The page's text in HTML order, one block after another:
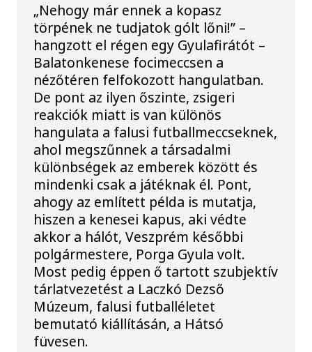
„Nehogy már ennek a kopasz
törpének ne tudjatok gólt lőni!” –
hangzott el régen egy Gyulafirátót –
Balatonkenese focimeccsen a
nézőtéren felfokozott hangulatban.
De pont az ilyen őszinte, zsigeri
reakciók miatt is van különös
hangulata a falusi futballmeccseknek,
ahol megszűnnek a társadalmi
különbségek az emberek között és
mindenki csak a játéknak él. Pont,
ahogy az említett példa is mutatja,
hiszen a kenesei kapus, aki védte
akkor a hálót, Veszprém későbbi
polgármestere, Porga Gyula volt.
Most pedig éppen ő tartott szubjektív
tárlatvezetést a Laczkó Dezső
Múzeum, falusi futballéletet
bemutató kiállításán, a Hátsó
füvesen.